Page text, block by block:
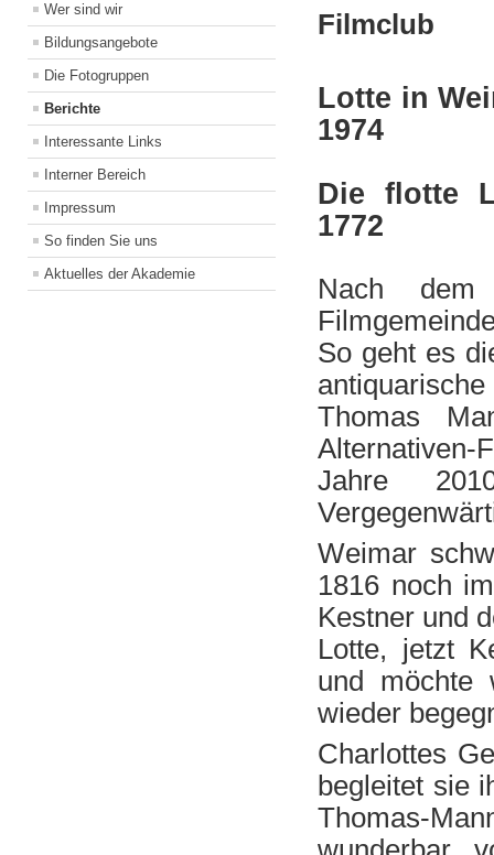
Wer sind wir
Bildungsangebote
Die Fotogruppen
Berichte
Interessante Links
Interner Bereich
Impressum
So finden Sie uns
Aktuelles der Akademie
Filmclub
Lotte in
1974
Die flotte
1772
Nach
So geht es
Thomas
Jahre
Weimar
1816 noch
Kestner und
Lotte, jetzt
und möchte
wieder
Charlottes
begleitet sie
Thomas-